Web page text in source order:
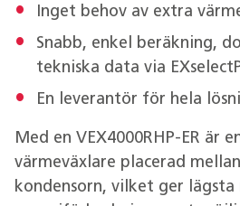
Inget behov av extra
Snabb, enkel beräkning,
tekniska data via
En leverantör för hela
Med en VEX4000RHP-ER är
värmeväxlare placerad
kondensorn, vilket ger lägsta